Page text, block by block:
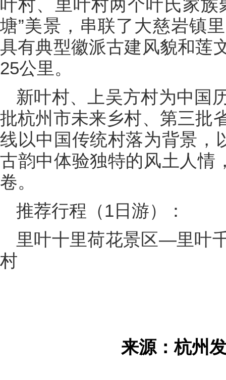
叶村、里叶村两个叶氏家
塘”美景，串联了大慈岩镇
具有典型徽派古建风貌和莲
25公里。
新叶村、上吴方村为中国
批杭州市未来乡村、第三批
线以中国传统村落为背景，
古韵中体验独特的风土人情
卷。
推荐行程（1日游）：
里叶十里荷花景区—里叶
村
来源：杭